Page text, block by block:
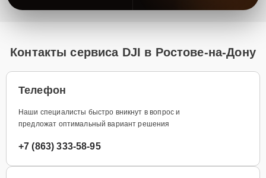
Контакты сервиса DJI в Ростове-на-Дону
Телефон
Наши специалисты быстро вникнут в вопрос и
предложат оптимальный вариант решения
+7 (863) 333-58-95